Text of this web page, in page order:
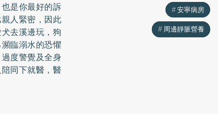
是你最好的訴
人緊密，因此
去溪邊玩，狗
臨溺水的恐懼
度警覺及全身
同下就醫，醫
安寧病房
周邊靜脈營養
安寧病房
周邊靜脈營養